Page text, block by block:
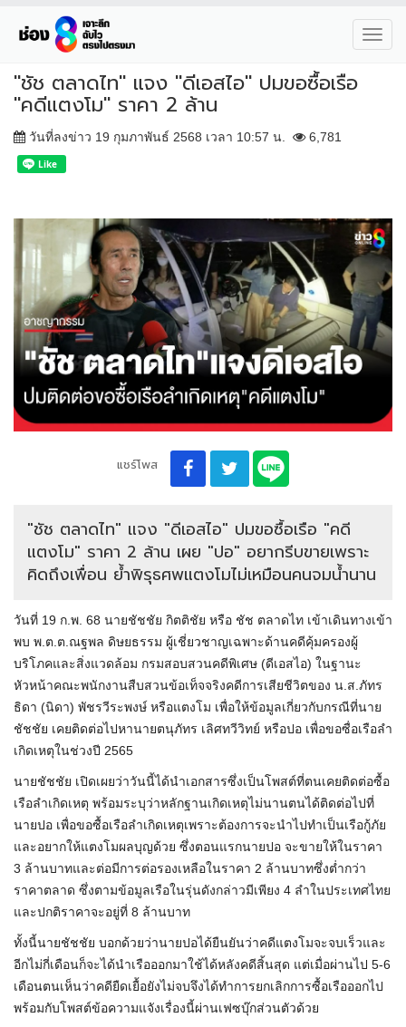
"ชัช ตลาดไท" แจง "ดีเอสไอ" ปมขอซื้อเรือ
"คดีแตงโม" ราคา 2 ล้าน
วันที่ลงข่าว 19 กุมภาพันธ์ 2568 เวลา 10:57 น. 6,781
แชร์โพส
"ชัช ตลาดไท" แจง "ดีเอสไอ" ปมขอซื้อเรือ "คดี
แตงโม" ราคา 2 ล้าน เผย "ปอ" อยากรีบขายเพราะ
คิดถึงเพื่อน ย้ำพิรุธศพแตงโมไม่เหมือนคนจมน้ำนาน
วันที่ 19 ก.พ. 68 นายชัชชัย กิตติชัย หรือ ชัช ตลาดไท เข้าเดินทางเข้า
พบ พ.ต.ต.ณฐพล ดิษยธรรม ผู้เชี่ยวชาญเฉพาะด้านคดีคุ้มครองผู้
บริโภคและสิ่งแวดล้อม กรมสอบสวนคดีพิเศษ (ดีเอสไอ) ในฐานะ
หัวหน้าคณะพนักงานสืบสวนข้อเท็จจริงคดีการเสียชีวิตของ น.ส.ภัทร
ธิดา (นิดา) พัชรวีระพงษ์ หรือแตงโม เพื่อให้ข้อมูลเกี่ยวกับกรณีที่นาย
ชัชชัย เคยติดต่อไปหานายตนุภัทร เลิศทวีวิทย์ หรือปอ เพื่อขอซื่อเรือลำ
เกิดเหตุในช่วงปี 2565
นายชัชชัย เปิดเผยว่าวันนี้ได้นำเอกสารซึ่งเป็นโพสต์ที่ตนเคยติดต่อซื้อ
เรือลำเกิดเหตุ พร้อมระบุว่าหลักฐานเกิดเหตุไม่นานตนได้ติดต่อไปที่
นายปอ เพื่อขอซื้อเรือลำเกิดเหตุเพราะต้องการจะนำไปทำเป็นเรือกู้ภัย
และอยากให้แตงโมผลบุญด้วย ซึ่งตอนแรกนายปอ จะขายให้ในราคา
3 ล้านบาทและต่อมีการต่อรองเหลือในราคา 2 ล้านบาทซึ่งต่ำกว่า
ราคาตลาด ซึ่งตามข้อมูลเรือในรุ่นดังกล่าวมีเพียง 4 ลำในประเทศไทย
และปกติราคาจะอยู่ที่ 8 ล้านบาท
ทั้งนี้นายชัชชัย บอกด้วยว่านายปอได้ยืนยันว่าคดีแตงโมจะจบเร็วและ
อีกไม่กี่เดือนก็จะได้นำเรือออกมาใช้ได้หลังคดีสิ้นสุด แต่เมื่อผ่านไป 5-6
เดือนตนเห็นว่าคดียืดเยื้อยังไม่จบจึงได้ทำการยกเลิกการซื้อเรือออกไป
พร้อมกับโพสต์ข้อความแจังเรื่องนี้ผ่านเฟซบุ๊กส่วนตัวด้วย